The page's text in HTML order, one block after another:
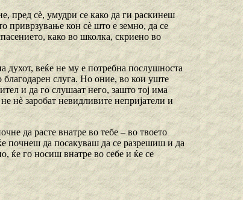
пред сѐ, умудри се како да ги раскинеш
приврзување кон сѐ што е земно, да се
како во школка, скриено во
духот, веќе не му е потребна послушноста
благодарен слуга. Но оние, во кои уште
и да го слушаат него, зашто тој има
нѐ заробат невидливите непријатели и
да расте внатре во тебе – во твоето
почнеш да посакуваш да се разрешиш и да
ќе го носиш внатре во себе и ќе се